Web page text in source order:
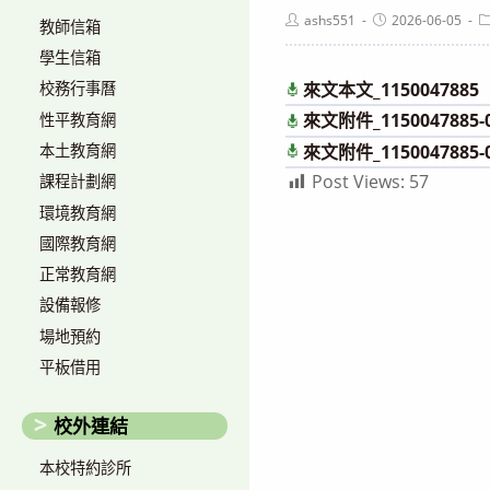
Postashs551
Post2026-06-05
來文本文_1150047885
來文附件_1150047885-
來文附件_1150047885-
Post Views: 57
教師信箱
學生信箱
校務行事曆
性平教育網
本土教育網
課程計劃網
環境教育網
國際教育網
正常教育網
設備報修
場地預約
平板借用
校外連結
本校特約診所